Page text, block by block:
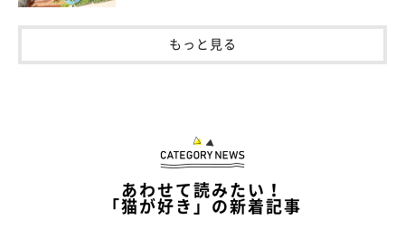
もっと見る
あわせて読みたい！
「猫が好き」の新着記事